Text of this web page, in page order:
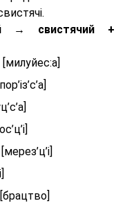
→ свистячий +